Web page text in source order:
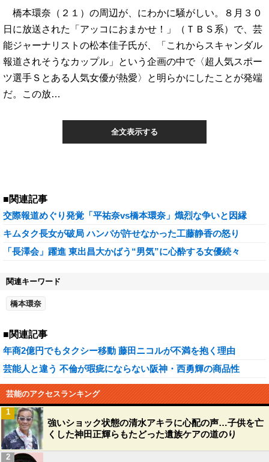
橋本環奈（２１）の周辺が、にわかに騒がしい。８月３０
日に放送された「アッコにおまかせ！」（ＴＢＳ系）で、芸
能ジャーナリストの松本佳子氏が、「これからスキャンダル
報道されそうなカップル」という企画の中で〈超人気スポー
ツ選手Ｓとある人気女優が熱愛〉と明らかにしたことが発端
だ。この放…
全文表示する
■関連記事
交際報道めぐり発覚「平祐奈vs橋本環奈」熾烈な争いと因縁
キムタク長女が破局 ハンパが許せなかった工藤静香の怒り
「長澤会」躍進 東出昌大かばう“男気”に心酔する女優続々
関連キーワード
橋本環奈
■関連記事
年商2億円でもタクシー移動 藤田ニコルが不満を抱く理由
芸能人と違う 不倫が瑕疵にならない阪神・西勇輝の商品性
芸能のアクセスランキング
強いショック状態の清水アキラに心配の声…子供を亡
くした神田正輝らもたどった遺族ケアの道のり
1
2